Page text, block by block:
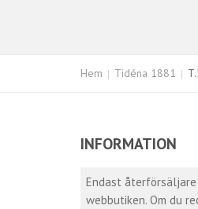
Hem Tidéna 1881
INFORMATION
Endast återförsäljare
webbutiken. Om du